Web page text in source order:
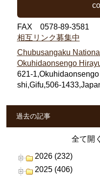
FAX 0578-89-3581
相互リンク募集中
Chubusangaku
Okuhidaonsengo
621-
shi,Gifu,506-
過去の記事
全て開く
2026 (232)
2025 (406)